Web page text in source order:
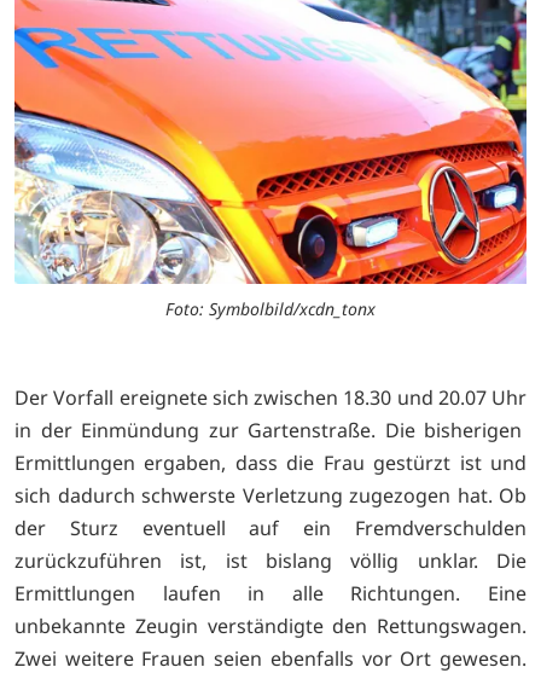
Foto: Symbolbild/xcdn_tonx
Der Vorfall ereignete sich zwischen 18.30 und 20.07 Uhr
in der Einmündung zur Gartenstraße. Die bisherigen
Ermittlungen ergaben, dass die Frau gestürzt ist und
sich dadurch schwerste Verletzung zugezogen hat. Ob
der Sturz eventuell auf ein Fremdverschulden
zurückzuführen ist, ist bislang völlig unklar. Die
Ermittlungen laufen in alle Richtungen. Eine
unbekannte Zeugin verständigte den Rettungswagen.
Zwei weitere Frauen seien ebenfalls vor Ort gewesen.